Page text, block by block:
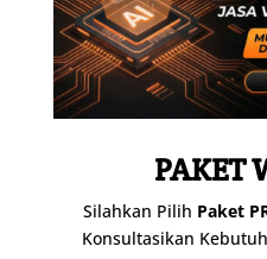
PAKET
Silahkan Pilih Paket
Konsultasikan